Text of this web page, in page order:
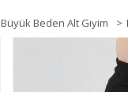
Büyük Beden Alt Giyim >